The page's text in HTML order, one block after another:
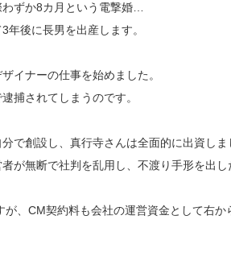
ずか8カ月という電撃婚…
後に長男を出産します。
イナーの仕事を始めました。
捕されてしまうのです。
で創設し、真行寺さんは全面的に出資しま
が無断で社判を乱用し、不渡り手形を出
、CM契約料も会社の運営資金として右か